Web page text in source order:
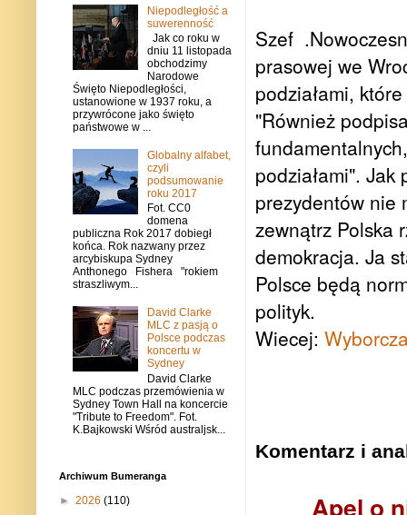
Szef
prasowej we
podziałami,
"Również
podziałami".
prezydentów nie
zewnątrz Polska
demokracja. Ja
Polsce będą
polityk.
Wiecej:
Komentarz i
Apel o
Niepodległość a
suwerenność
Jak co roku w
dniu 11 listopada
obchodzimy
Narodowe
Święto Niepodległości,
ustanowione w 1937 roku, a
przywrócone jako święto
państwowe w ...
Globalny alfabet,
czyli
podsumowanie
roku 2017
Fot. CC0
domena
publiczna Rok 2017 dobiegł
końca. Rok nazwany przez
arcybiskupa Sydney
Anthonego Fishera "rokiem
straszliwym...
David Clarke
MLC z pasją o
Polsce podczas
koncertu w
Sydney
David Clarke
MLC podczas przemówienia w
Sydney Town Hall na koncercie
"Tribute to Freedom". Fot.
K.Bajkowski Wśród australjsk...
Archiwum Bumeranga
► 2026 (110)